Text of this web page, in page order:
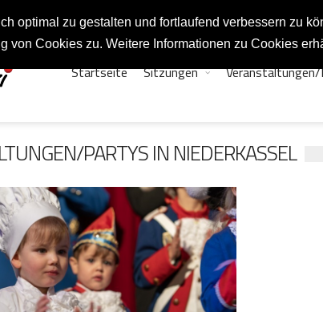
optimal zu gestalten und fortlaufend verbessern zu
von Cookies zu. Weitere Informationen zu Cookies
Startseite Sitzungen
PARTYS IN NIEDERKASSEL